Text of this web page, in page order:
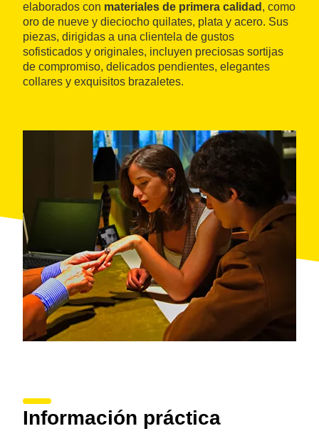
elaborados con materiales de primera calidad , como
oro de nueve y dieciocho quilates, plata y acero. Sus
piezas, dirigidas a una clientela de gustos
sofisticados y originales, incluyen preciosas sortijas
de compromiso, delicados pendientes, elegantes
collares y exquisitos brazaletes.
Información práctica